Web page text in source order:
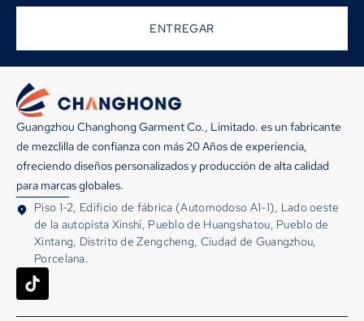
ENTREGAR
Guangzhou Changhong Garment Co., Limitado. es un fabricante
de mezclilla de confianza con más 20 Años de experiencia,
ofreciendo diseños personalizados y producción de alta calidad
para marcas globales.
Piso 1-2, Edificio de fábrica (Automodoso A1-1), Lado oeste
de la autopista Xinshi, Pueblo de Huangshatou, Pueblo de
Xintang, Distrito de Zengcheng, Ciudad de Guangzhou,
Porcelana.